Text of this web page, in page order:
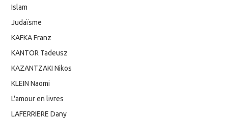
Islam
Judaïsme
KAFKA Franz
KANTOR Tadeusz
KAZANTZAKI Nikos
KLEIN Naomi
L'amour en livres
LAFERRIERE Dany